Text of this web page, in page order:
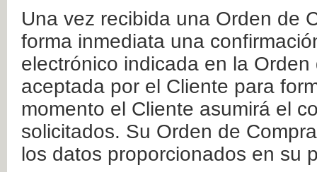
Una vez recibida una Orden de
forma inmediata una
electrónico indicada en la
aceptada por el Cliente para
momento el Cliente asumirá el
solicitados. Su Orden de
los datos proporcionados en su